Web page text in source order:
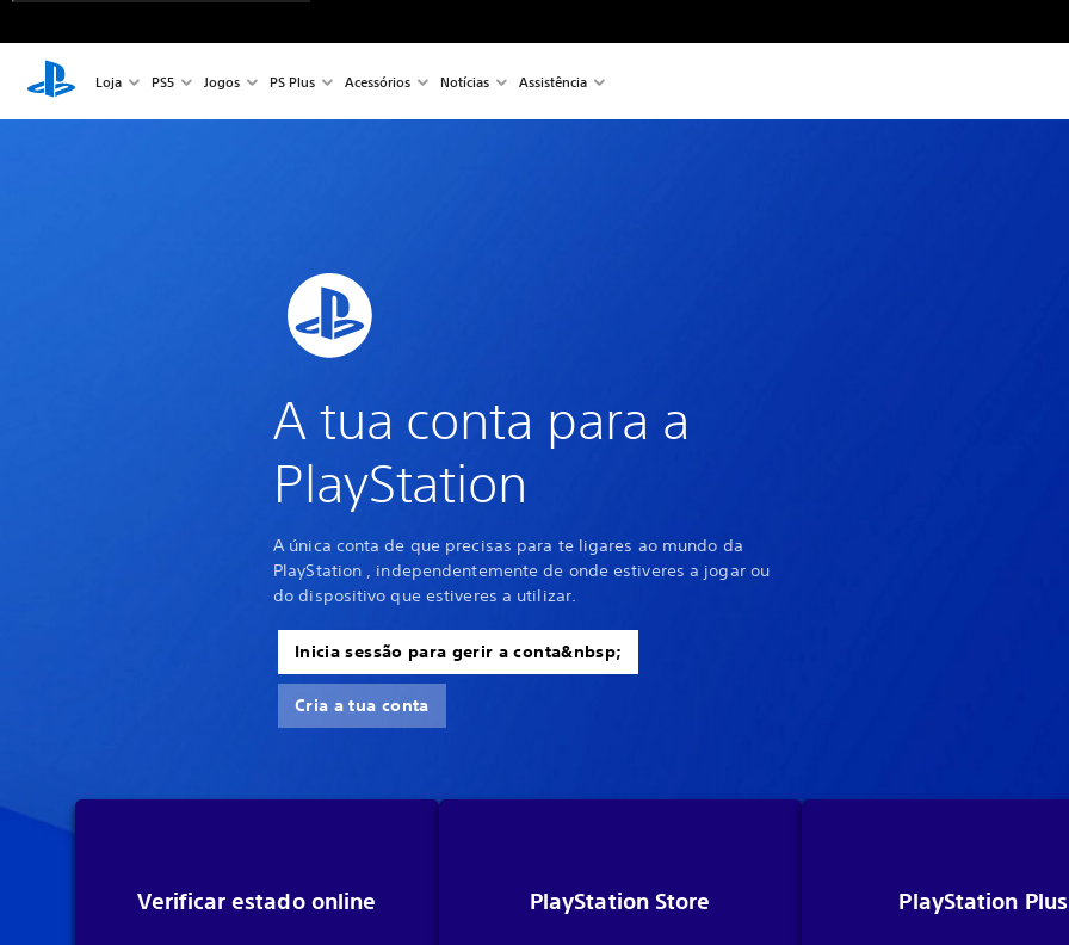
Loja PS5 Jogos PS Plus Acessórios Notícias Assistência
A tua conta para a
PlayStation
A única conta de que precisas para te ligares ao mundo da
PlayStation , independentemente de onde estiveres a jogar ou
do dispositivo que estiveres a utilizar.
Inicia sessão para gerir a conta&nbsp;
Cria a tua conta
Verificar estado online PlayStation Store PlayStation Plus